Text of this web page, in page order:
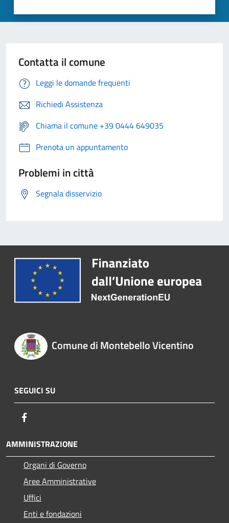
Contatta il comune
Leggi le domande frequenti
Richiedi Assistenza
Chiama il comune +39 0444 649035
Prenota un appuntamento
Problemi in città
Segnala disservizio
Comune di Montebello Vicentino
SEGUICI SU
AMMINISTRAZIONE
Organi di Governo
Aree Amministrative
Uffici
Enti e fondazioni